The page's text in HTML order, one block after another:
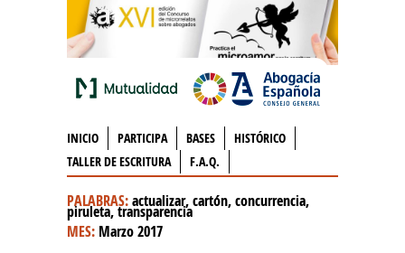
INICIO PARTICIPA BASES
HISTÓRICO
TALLER DE ESCRITURA
F.A.Q.
PALABRAS:actualizar, cartón, concurrencia,
piruleta, transparencia
MES: Marzo 2017